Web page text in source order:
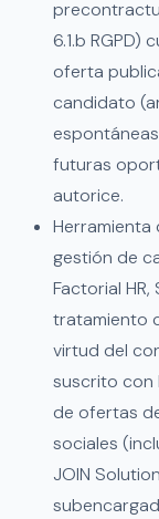
6.1.b RGPD)
oferta
candidato
futuras
autorice.
Herramienta
gestión de
Factorial
tratamiento
virtud del
suscrito con
de ofertas
sociales
JOIN